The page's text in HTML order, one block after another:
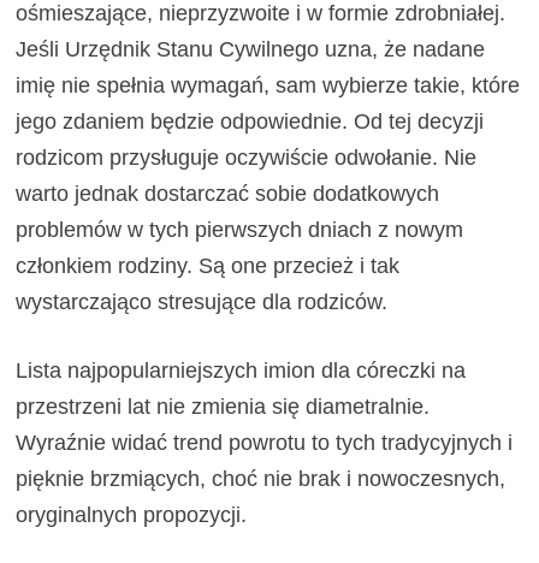
ośmieszające, nieprzyzwoite i w formie zdrobniałej.
Jeśli Urzędnik Stanu Cywilnego uzna, że nadane
imię nie spełnia wymagań, sam wybierze takie, które
jego zdaniem będzie odpowiednie. Od tej decyzji
rodzicom przysługuje oczywiście odwołanie. Nie
warto jednak dostarczać sobie dodatkowych
problemów w tych pierwszych dniach z nowym
członkiem rodziny. Są one przecież i tak
wystarczająco stresujące dla rodziców.
Lista najpopularniejszych imion dla córeczki na
przestrzeni lat nie zmienia się diametralnie.
Wyraźnie widać trend powrotu to tych tradycyjnych i
pięknie brzmiących, choć nie brak i nowoczesnych,
oryginalnych propozycji.